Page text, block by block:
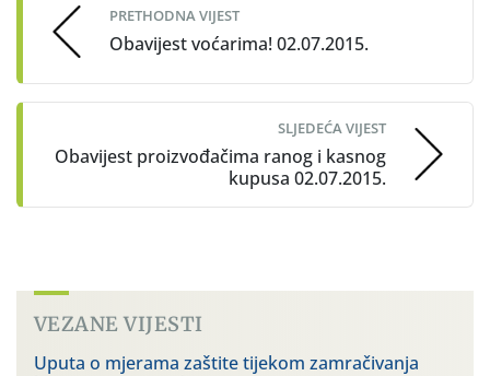
PRETHODNA VIJEST
Obavijest voćarima! 02.07.2015.
SLJEDEĆA VIJEST
Obavijest proizvođačima ranog i kasnog
kupusa 02.07.2015.
VEZANE VIJESTI
Uputa o mjerama zaštite tijekom zamračivanja